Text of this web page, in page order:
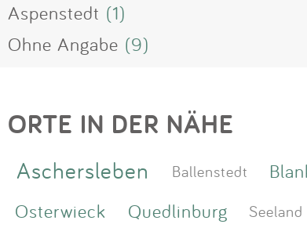
Aspenstedt (1)
Ohne Angabe (9)
ORTE IN DER NÄHE
Aschersleben Ballenstedt
Osterwieck
Quedlinburg Seeland